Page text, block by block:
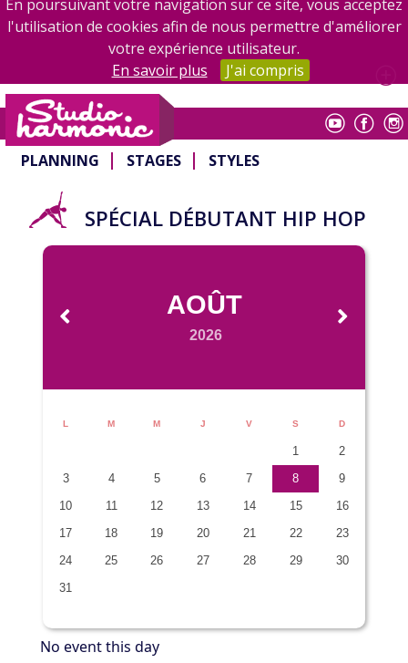
En poursuivant votre navigation sur ce site, vous acceptez
l'utilisation de cookies afin de nous permettre d'améliorer
votre expérience utilisateur.
En savoir plus
J'ai compris
Studio Harmonic
PLANNING STAGES STYLES
SPÉCIAL DÉBUTANT HIP HOP